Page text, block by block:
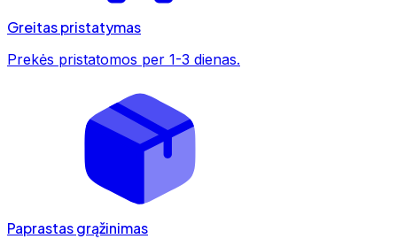
Greitas pristatymas
Prekės pristatomos per 1-3 dienas.
Paprastas grąžinimas